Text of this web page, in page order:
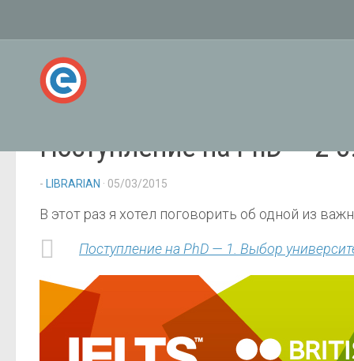
Поступление на PhD — 2-
- LIBRARIAN · 05/03/2015
В этот раз я хотел поговорить об одной из
Поступление на PhD — 1. Выбор